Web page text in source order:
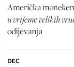
Američka
u vrijeme velikih
odijevanja
DEC